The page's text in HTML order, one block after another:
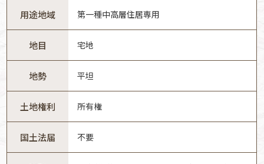
用途地域 第一種中高層住居専用
地目 宅地
地勢 平坦
土地権利 所有権
国土法届 不要